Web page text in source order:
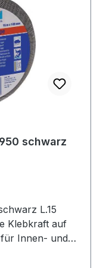
schwarz
L.15
Klebkraft auf
für Innen- und
·